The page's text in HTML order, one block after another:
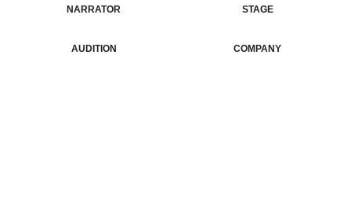
ホーム 俳優・タレント
NARRATOR
ナレーター
STAGE
公演情報
AUDITION COMPANY